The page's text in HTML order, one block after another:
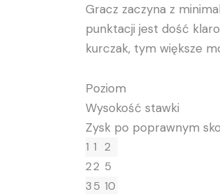
Gracz zaczyna z
punktacji jest dość
kurczak, tym większe
Poziom
Wysokość stawki
Zysk po poprawnym
1 1 2
22 5
35 10